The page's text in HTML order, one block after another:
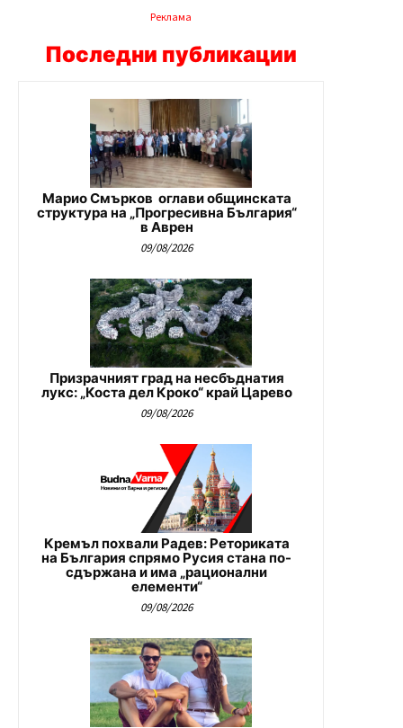
Реклама
Последни публикации
Марио Смърков оглави общинската
структура на „Прогресивна България“
в Аврен
09/08/2026
Призрачният град на несбъднатия
лукс: „Коста дел Кроко“ край Царево
09/08/2026
Кремъл похвали Радев: Реториката
на България спрямо Русия стана по-
сдържана и има „рационални
елементи“
09/08/2026